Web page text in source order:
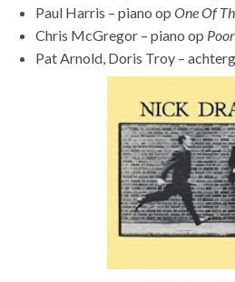
Paul Harris – piano op One Of
Chris McGregor – piano op
Pat Arnold, Doris Troy –